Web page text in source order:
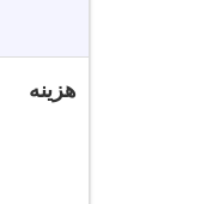
هزینه